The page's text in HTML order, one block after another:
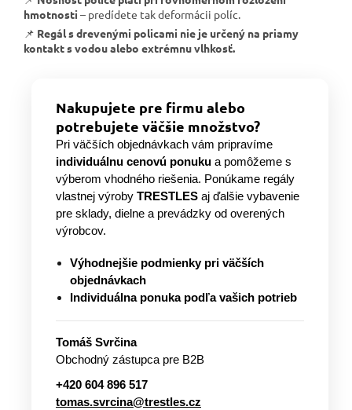
hmotnosti – predídete tak deformácii políc.
📌 Regál s drevenými policami nie je určený na priamy
kontakt s vodou alebo extrémnu vlhkosť.
Nakupujete pre firmu alebo
potrebujete väčšie množstvo?
Pri väčších objednávkach vám pripravíme
individuálnu cenovú ponuku a pomôžeme s
výberom vhodného riešenia. Ponúkame regály
vlastnej výroby TRESTLES aj ďalšie vybavenie
pre sklady, dielne a prevádzky od overených
výrobcov.
Výhodnejšie podmienky pri väčších
objednávkach
Individuálna ponuka podľa vašich potrieb
Tomáš Svrčina
Obchodný zástupca pre B2B
+420 604 896 517
tomas.svrcina@trestles.cz